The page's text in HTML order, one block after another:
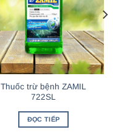
Thuốc trừ bệnh ZAMIL
722SL
ĐỌC TIẾP